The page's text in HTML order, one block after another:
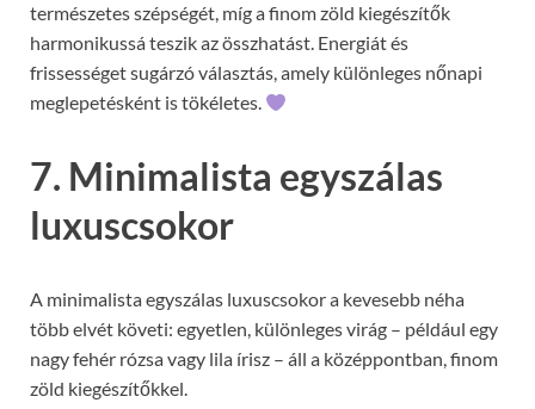
természetes szépségét, míg a finom zöld kiegészítők
harmonikussá teszik az összhatást. Energiát és
frissességet sugárzó választás, amely különleges nőnapi
meglepetésként is tökéletes.
7. Minimalista egyszálas
luxuscsokor
A minimalista egyszálas luxuscsokor a kevesebb néha
több elvét követi: egyetlen, különleges virág – például egy
nagy fehér rózsa vagy lila írisz – áll a középpontban, finom
zöld kiegészítőkkel.